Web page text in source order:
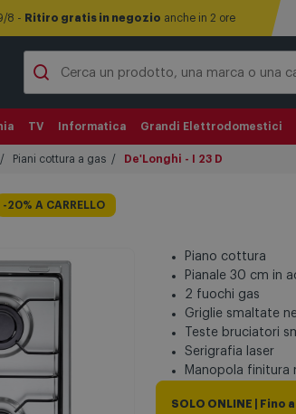
8 - Ritiro gratis in negozio anche in 2 ore
TV Informatica Grandi Elettrodomestici
Piani cottura a gas De'Longhi - I 23 D
-20% A CARRELLO
Piano cottura
Pianale 30 cm in
2 fuochi gas
Griglie smaltate
Teste bruciatori
Serigrafia laser
Manopola finitura
SOLO ONLINE | Fino